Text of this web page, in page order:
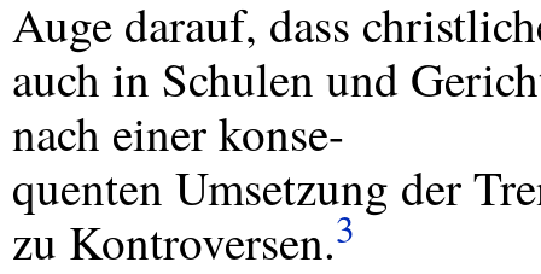
Auge darauf, dass
auch in Schulen und
nach einer konse-
quenten Umsetzung der
zu Kontroversen.3